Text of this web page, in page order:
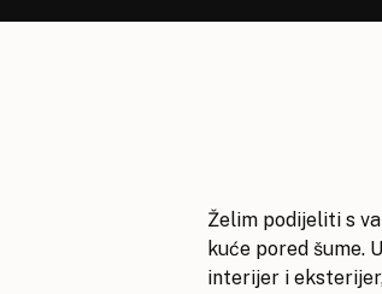
Želim podijeliti s
kuće pored šume.
interijer i